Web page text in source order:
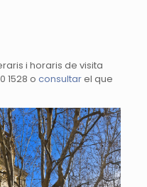
i horaris de visita
1528 o consultarel que